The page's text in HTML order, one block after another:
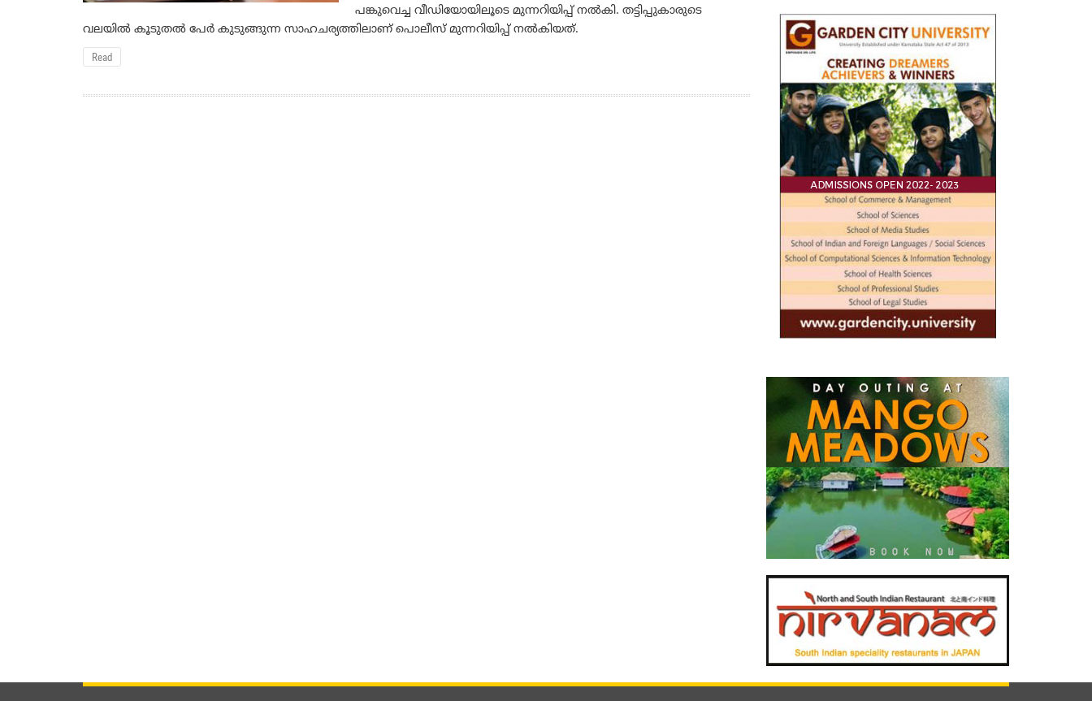
പങ്കുവെച്ച വീഡിയോയിലൂടെ മുന്നറിയിപ്പ് നല്‍കി. തട്ടിപ്പുകാരുടെ
വലയില്‍ കൂടുതല്‍ പേര്‍ കുടുങ്ങുന്ന സാഹചര്യത്തിലാണ് പൊലീസ് മുന്നറിയിപ്പ് നല്‍കിയത്.
Read